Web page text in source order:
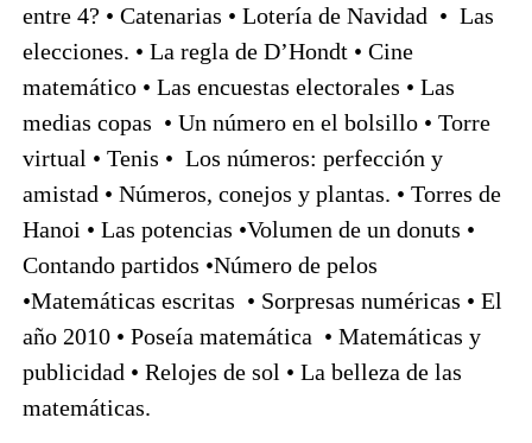
entre 4? • Catenarias • Lotería de Navidad • Las
elecciones. • La regla de D’Hondt • Cine
matemático • Las encuestas electorales • Las
medias copas • Un número en el bolsillo • Torre
virtual • Tenis • Los números: perfección y
amistad • Números, conejos y plantas. • Torres de
Hanoi • Las potencias •Volumen de un donuts •
Contando partidos •Número de pelos
•Matemáticas escritas • Sorpresas numéricas • El
año 2010 • Poseía matemática • Matemáticas y
publicidad • Relojes de sol • La belleza de las
matemáticas.